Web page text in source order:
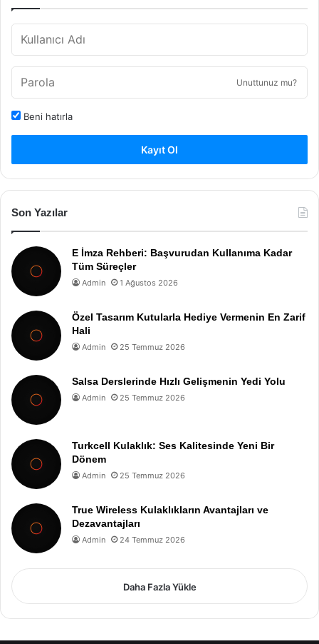
Unuttunuz mu?
Beni hatırla
Kayıt Ol
Son Yazılar
E İmza Rehberi: Başvurudan Kullanıma Kadar
Tüm Süreçler
Admin 1 Ağustos 2026
Özel Tasarım Kutularla Hediye Vermenin En Zarif
Hali
Admin 25 Temmuz 2026
Salsa Derslerinde Hızlı Gelişmenin Yedi Yolu
Admin 25 Temmuz 2026
Turkcell Kulaklık: Ses Kalitesinde Yeni Bir
Dönem
Admin 25 Temmuz 2026
True Wireless Kulaklıkların Avantajları ve
Dezavantajları
Admin 24 Temmuz 2026
Daha Fazla Yükle